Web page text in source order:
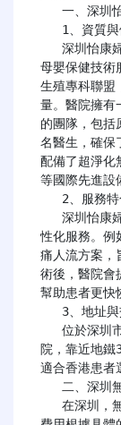
母嬰保健技術
生殖專科聯盟
量。醫院擁有
的團隊，包括
名醫生，確保
配備了超淨化
等國際先進設
性化服務。例
痛人流方案，
術後，醫院會
幫助患者更快
院，靠近地鐵
適合香港患者